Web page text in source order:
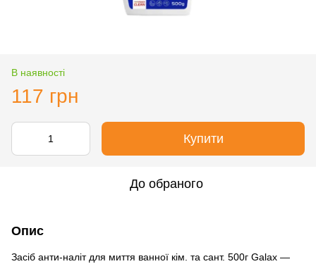
В наявності
117 грн
Купити
До обраного
Опис
Засіб анти-наліт для миття ванної кім. та сант. 500г Galax —